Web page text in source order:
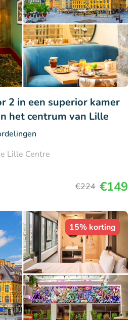
2 in een superior kamer
het centrum van Lille
Lille Centre
€224 €149
15% korting